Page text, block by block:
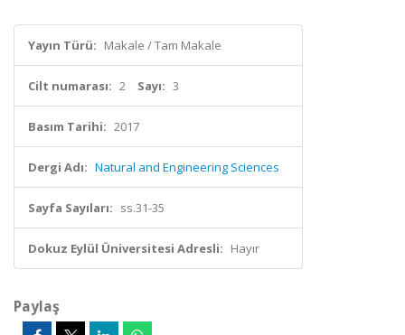
Yayın Türü: Makale / Tam Makale
Cilt numarası: 2 Sayı: 3
Basım Tarihi: 2017
Dergi Adı: Natural and Engineering Sciences
Sayfa Sayıları: ss.31-35
Dokuz Eylül Üniversitesi Adresli: Hayır
Paylaş